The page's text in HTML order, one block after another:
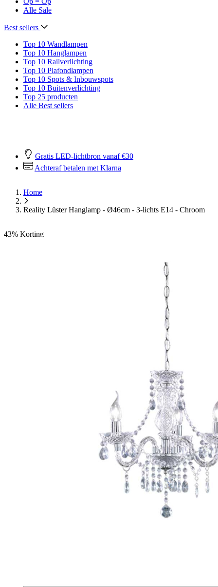
Alle Sale
Best sellers
Top 10 Wandlampen
Top 10 Hanglampen
Top 10 Railverlichting
Top 10 Plafondlampen
Top 10 Spots & Inbouwspots
Top 10 Buitenverlichting
Top 25 producten
Alle Best sellers
Gratis LED-lichtbron vanaf €30
Achteraf betalen met Klarna
Home
Reality Lüster Hanglamp - Ø46cm - 3-lichts E14 - Chroom
43% Korting